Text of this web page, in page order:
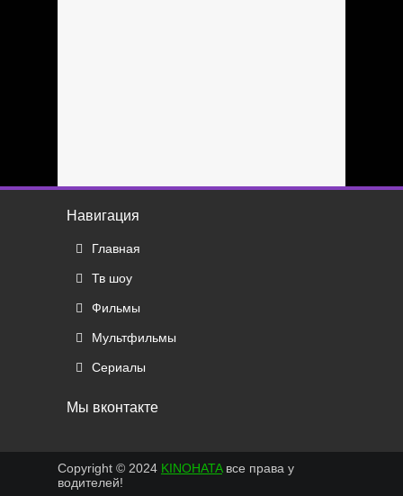
Навигация
Главная
Тв шоу
Фильмы
Мультфильмы
Сериалы
Мы вконтакте
Copyright © 2024 KINOHATAвсе права у
водителей!